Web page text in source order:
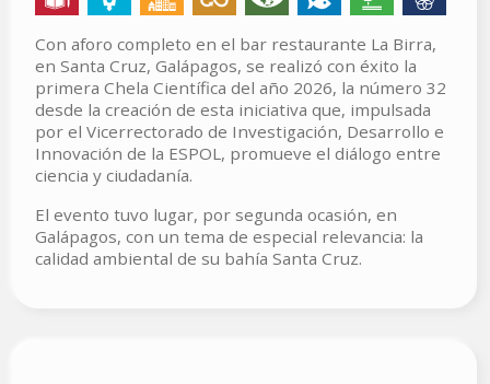
Con aforo completo en el bar restaurante La Birra,
en Santa Cruz, Galápagos, se realizó con éxito la
primera Chela Científica del año 2026, la número 32
desde la creación de esta iniciativa que, impulsada
por el Vicerrectorado de Investigación, Desarrollo e
Innovación de la ESPOL, promueve el diálogo entre
ciencia y ciudadanía.
El evento tuvo lugar, por segunda ocasión, en
Galápagos, con un tema de especial relevancia: la
calidad ambiental de su bahía Santa Cruz.